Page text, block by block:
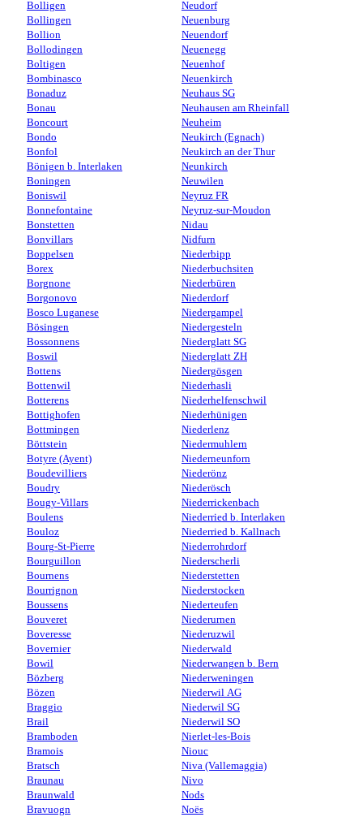
Bolligen
Bollingen
Bollion
Bollodingen
Boltigen
Bombinasco
Bonaduz
Bonau
Boncourt
Bondo
Bonfol
Bönigen b. Interlaken
Boningen
Boniswil
Bonnefontaine
Bonstetten
Bonvillars
Boppelsen
Borex
Borgnone
Borgonovo
Bosco Luganese
Bösingen
Bossonnens
Boswil
Bottens
Bottenwil
Botterens
Bottighofen
Bottmingen
Böttstein
Botyre (Ayent)
Boudevilliers
Boudry
Bougy-Villars
Boulens
Bouloz
Bourg-St-Pierre
Bourguillon
Bournens
Bourrignon
Boussens
Bouveret
Boveresse
Bovernier
Bowil
Bözberg
Bözen
Braggio
Brail
Bramboden
Bramois
Bratsch
Braunau
Braunwald
Bravuogn
Neudorf
Neuenburg
Neuendorf
Neuenegg
Neuenhof
Neuenkirch
Neuhaus SG
Neuhausen am Rheinfall
Neuheim
Neukirch (Egnach)
Neukirch an der Thur
Neunkirch
Neuwilen
Neyruz FR
Neyruz-sur-Moudon
Nidau
Nidfurn
Niederbipp
Niederbuchsiten
Niederbüren
Niederdorf
Niedergampel
Niedergesteln
Niederglatt SG
Niederglatt ZH
Niedergösgen
Niederhasli
Niederhelfenschwil
Niederhünigen
Niederlenz
Niedermuhlern
Niederneunforn
Niederönz
Niederösch
Niederrickenbach
Niederried b. Interlaken
Niederried b. Kallnach
Niederrohrdorf
Niederscherli
Niederstetten
Niederstocken
Niederteufen
Niederurnen
Niederuzwil
Niederwald
Niederwangen b. Bern
Niederweningen
Niederwil AG
Niederwil SG
Niederwil SO
Nierlet-les-Bois
Niouc
Niva (Vallemaggia)
Nivo
Nods
Noës